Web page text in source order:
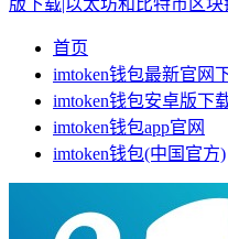
首页
imtoken钱包最新官网
imtoken钱包安卓版下
imtoken钱包app官网
imtoken钱包(中国官方)